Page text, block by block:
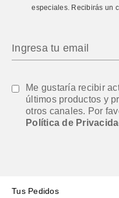
especiales. Recibirás un
Me gustaría recibir
últimos productos y
otros canales. Por
Política de
Tus Pedidos